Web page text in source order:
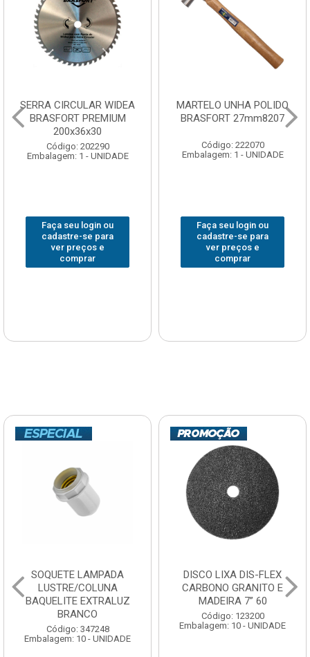
SERRA CIRCULAR WIDEA
BRASFORT PREMIUM
200x36x30
Código: 202290
Embalagem: 1 - UNIDADE
Faça seu login ou
cadastre-se para
ver preços e
comprar
MARTELO UNHA POLIDO
BRASFORT 27mm8207
Código: 222070
Embalagem: 1 - UNIDADE
Faça seu login ou
cadastre-se para
ver preços e
comprar
SOQUETE LAMPADA
LUSTRE/COLUNA
BAQUELITE EXTRALUZ
BRANCO
Código: 347248
Embalagem: 10 - UNIDADE
DISCO LIXA DIS-FLEX
CARBONO GRANITO E
MADEIRA 7” 60
Código: 123200
Embalagem: 10 - UNIDADE